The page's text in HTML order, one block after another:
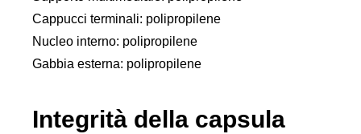
Cappucci terminali: polipropilene
Nucleo interno: polipropilene
Gabbia esterna: polipropilene
Integrità della capsula